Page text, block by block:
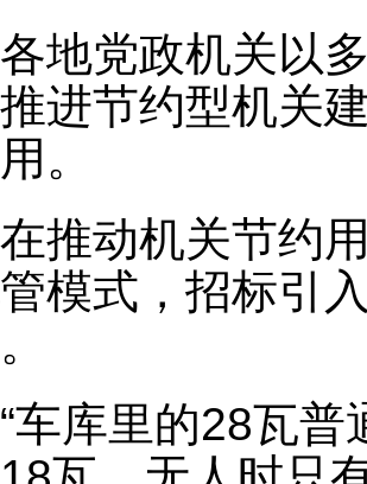
党政机关以多
进节约型机关
。
动机关节约用
模式，招标引
里的28瓦普